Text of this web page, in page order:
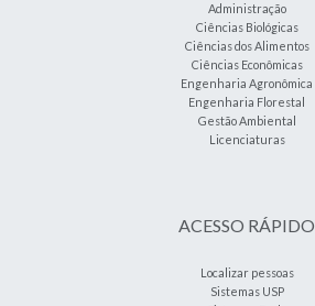
Administração
Ciências Biológicas
Ciências dos Alimentos
Ciências Econômicas
Engenharia Agronômica
Engenharia Florestal
Gestão Ambiental
Licenciaturas
ACESSO RÁPIDO
Localizar pessoas
Sistemas USP